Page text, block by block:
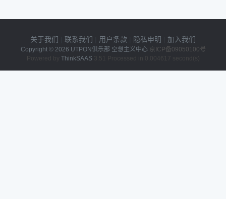
关于我们 联系我们 用户条款 隐私申明 加入我们
Copyright © 2026 UTPON俱乐部 空想主义中心 京ICP备09050100号
Powered by ThinkSAAS3.51 Processed in 0.004617 second(s)